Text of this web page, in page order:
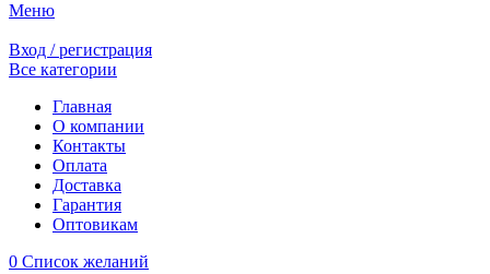
Меню
Вход / регистрация
Все категории
Главная
О компании
Контакты
Оплата
Доставка
Гарантия
Оптовикам
0 Список желаний